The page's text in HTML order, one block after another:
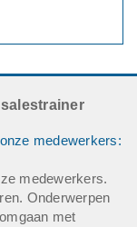
medewerkers:
medewerkers.
Onderwerpen
met